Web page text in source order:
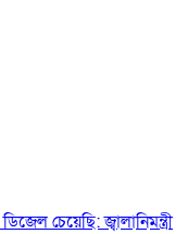
চেয়েছি: জ্বালানিমন্ত্রী